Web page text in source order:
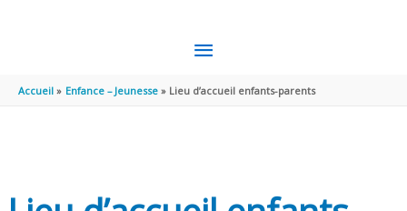
MENU
PRINCIPAL
Accueil Enfance – Jeunesse Lieu d’accueil enfants-parents